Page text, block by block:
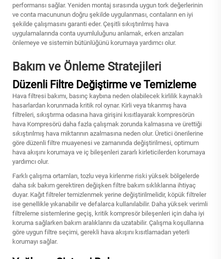
performansı sağlar. Yeniden montaj sırasında uygun tork değerlerinin
ve conta macununun doğru şekilde uygulanması, contaların en iyi
şekilde çalışmasını garanti eder. Çeşitli sıkıştırılmış hava
uygulamalarında conta uyumluluğunu anlamak, erken arızaları
önlemeye ve sistemin bütünlüğünü korumaya yardımcı olur.
Bakım ve Önleme Stratejileri
Düzenli Filtre Değiştirme ve Temizleme
Hava filtresi bakımı, basınç kaybına neden olabilecek kirlilik kaynaklı
hasarlardan korunmada kritik rol oynar. Kirli veya tıkanmış hava
filtreleri, sıkıştırma odasına hava girişini kısıtlayarak kompresörün
hava Kompresörü daha fazla çalışmak zorunda kalmasına ve ürettiği
sıkıştırılmış hava miktarının azalmasına neden olur. Üretici önerilerine
göre düzenli filtre muayenesi ve zamanında değiştirilmesi, optimum
hava akışını korumaya ve iç bileşenleri zararlı kirleticilerden korumaya
yardımcı olur.
Farklı çalışma ortamları, tozlu veya kirlenme riski yüksek bölgelerde
daha sık bakım gerektiren değişken filtre bakım sıklıklarına ihtiyaç
duyar. Kağıt filtreler temizlenmek yerine değiştirilmelidir, köpük filtreler
ise genellikle yıkanabilir ve defalarca kullanılabilir. Daha yüksek verimli
filtreleme sistemlerine geçiş, kritik kompresör bileşenleri için daha iyi
koruma sağlarken bakım aralıklarını da uzatabilir. Çalışma koşullarına
göre uygun filtre seçimi, gerekli hava akışını kısıtlamadan yeterli
korumayı sağlar.